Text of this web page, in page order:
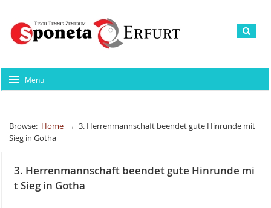
Menu
Browse: Home → 3. Herrenmannschaft beendet gute Hinrunde mit
Sieg in Gotha
3. Herrenmannschaft beendet gute Hinrunde mi
t Sieg in Gotha